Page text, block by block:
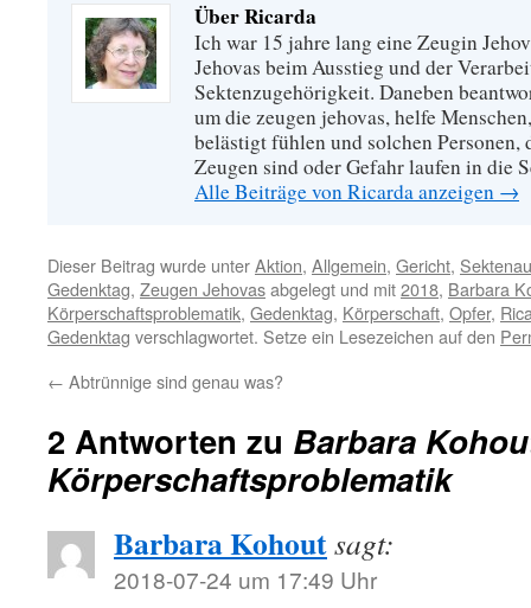
Über Ricarda
Ich war 15 jahre lang eine Zeugin
Jehovas beim Ausstieg und der
Sektenzugehörigkeit. Daneben
um die zeugen jehovas, helfe
belästigt fühlen und solchen Personen,
Zeugen sind oder Gefahr laufen in die
Alle Beiträge von Ricarda anzeigen →
Dieser Beitrag wurde unterAktion, Allgemein, Gericht,
Gedenktag, Zeugen Jehovasabgelegt und mit2018, Barbara
Körperschaftsproblematik, Gedenktag, Körperschaft, Opfer,
Gedenktag verschlagwortet. Setze ein Lesezeichen auf den
← Abtrünnige sind genau was?
2 Antworten zu Barbara
Körperschaftsproblematik
Barbara Kohoutsagt:
2018-07-24 um 17:49 Uhr